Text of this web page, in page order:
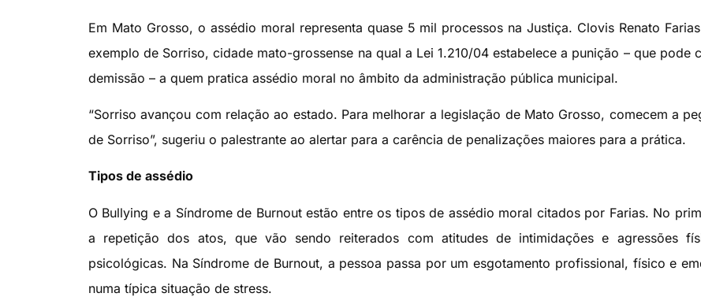
Em Mato Grosso, o assédio moral representa quase 5 mil processos na Justiça. Clovis Renato
exemplo de Sorriso, cidade mato-grossense na qual a Lei 1.210/04 estabelece a punição – que pode
demissão – a quem pratica assédio moral no âmbito da administração pública municipal.
“Sorriso avançou com relação ao estado. Para melhorar a legislação de Mato Grosso, comecem a
de Sorriso”, sugeriu o palestrante ao alertar para a carência de penalizações maiores para a prática.
Tipos de assédio
O Bullying e a Síndrome de Burnout estão entre os tipos de assédio moral citados por Farias. No
a repetição dos atos, que vão sendo reiterados com atitudes de intimidações e agressões
psicológicas. Na Síndrome de Burnout, a pessoa passa por um esgotamento profissional, físico e
numa típica situação de stress.